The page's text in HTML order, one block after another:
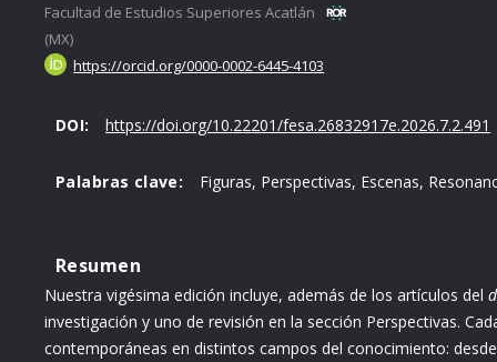
Facultad de Estudios Superiores Acatlán
(MX)
https://orcid.org/0000-0002-6445-4103
DOI: https://doi.org/10.22201/fesa.26832917e.2026.7.2.491
Palabras clave: Figuras, Perspectivas, Escenas,
Resumen
Nuestra vigésima edición incluye, además de los artículos del
investigación y uno de revisión en la sección Perspectivas.
contemporáneas en distintos campos del conocimiento: